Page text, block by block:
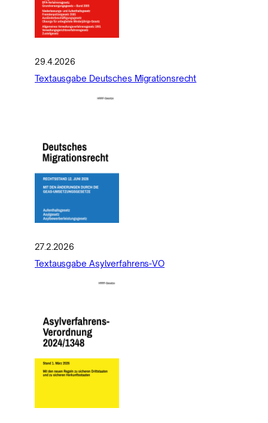
29.4.2026
Textausgabe Deutsches Migrationsrecht
27.2.2026
Textausgabe Asylverfahrens-VO